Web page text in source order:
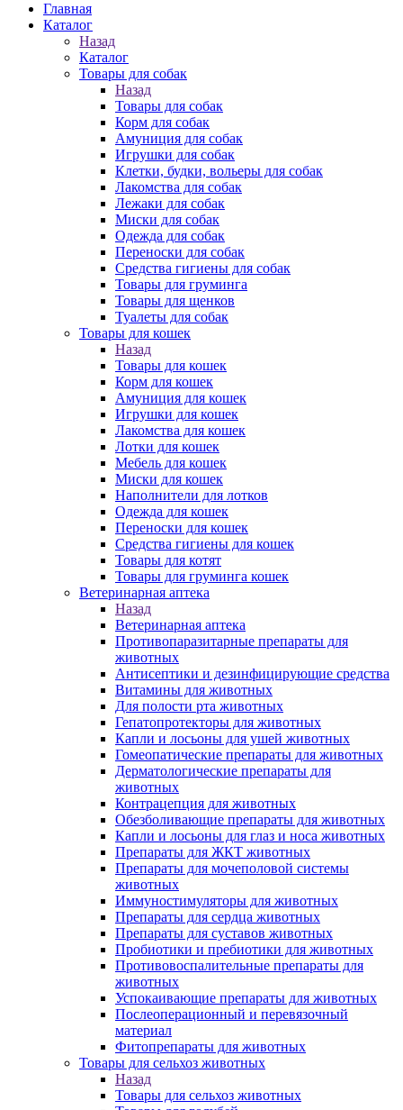
Главная
Каталог
Назад
Каталог
Товары для собак
Назад
Товары для собак
Корм для собак
Амуниция для собак
Игрушки для собак
Клетки, будки, вольеры для собак
Лакомства для собак
Лежаки для собак
Миски для собак
Одежда для собак
Переноски для собак
Средства гигиены для собак
Товары для груминга
Товары для щенков
Туалеты для собак
Товары для кошек
Назад
Товары для кошек
Корм для кошек
Амуниция для кошек
Игрушки для кошек
Лакомства для кошек
Лотки для кошек
Мебель для кошек
Миски для кошек
Наполнители для лотков
Одежда для кошек
Переноски для кошек
Средства гигиены для кошек
Товары для котят
Товары для груминга кошек
Ветеринарная аптека
Назад
Ветеринарная аптека
Противопаразитарные препараты для
животных
Антисептики и дезинфицирующие средства
Витамины для животных
Для полости рта животных
Гепатопротекторы для животных
Капли и лосьоны для ушей животных
Гомеопатические препараты для животных
Дерматологические препараты для
животных
Контрацепция для животных
Обезболивающие препараты для животных
Капли и лосьоны для глаз и носа животных
Препараты для ЖКТ животных
Препараты для мочеполовой системы
животных
Иммуностимуляторы для животных
Препараты для сердца животных
Препараты для суставов животных
Пробиотики и пребиотики для животных
Противовоспалительные препараты для
животных
Успокаивающие препараты для животных
Послеоперационный и перевязочный
материал
Фитопрепараты для животных
Товары для сельхоз животных
Назад
Товары для сельхоз животных